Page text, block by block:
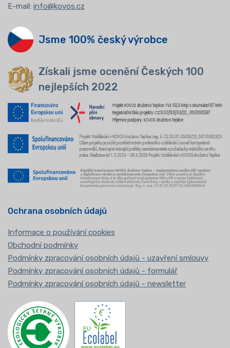
E-mail: info@kovos.cz
Jsme 100% český výrobce
Získali jsme ocenění Českých 100
nejlepších 2022
Ochrana osobních údajů
Informace o používání cookies
Obchodní podmínky
Podmínky zpracování osobních údajů - uzavření smlouvy
Podmínky zpracování osobních údajů - formulář
Podmínky zpracování osobních údajů - newsletter